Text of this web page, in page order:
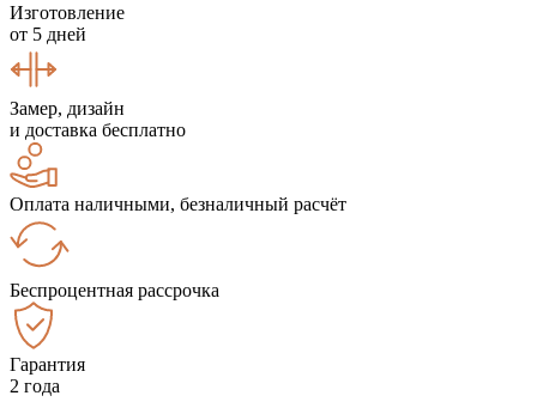
Изготовление
от 5 дней
Замер, дизайн
и доставка бесплатно
Оплата наличными, безналичный расчёт
Беспроцентная рассрочка
Гарантия
2 года